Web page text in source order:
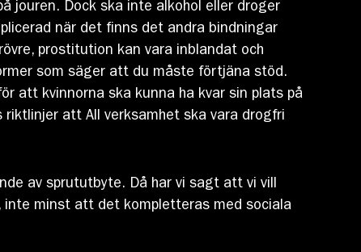
jouren. Dock ska inte alkohol eller droger
när det finns det andra bindningar
prostitution kan vara inblandat och
som säger att du måste förtjäna stöd.
att kvinnorna ska kunna ha kvar sin plats på
att All verksamhet ska vara drogfri
av sprututbyte. Då har vi sagt att vi vill
inte minst att det kompletteras med sociala